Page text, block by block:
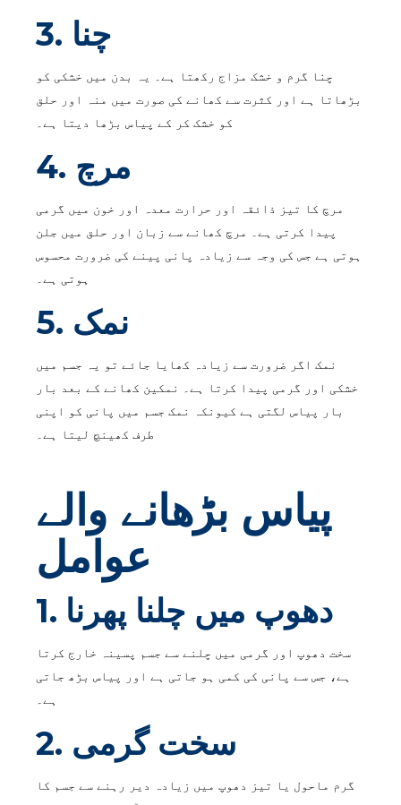
3. چنا
چنا گرم و خشک مزاج رکھتا ہے۔ یہ بدن میں خشکی کو
بڑھاتا ہے اور کثرت سے کھانے کی صورت میں منہ اور حلق
کو خشک کر کے پیاس بڑھا دیتا ہے۔
4. مرچ
مرچ کا تیز ذائقہ اور حرارت معدہ اور خون میں گرمی
پیدا کرتی ہے۔ مرچ کھانے سے زبان اور حلق میں جلن
ہوتی ہے جس کی وجہ سے زیادہ پانی پینے کی ضرورت محسوس
ہوتی ہے۔
5. نمک
نمک اگر ضرورت سے زیادہ کھایا جائے تو یہ جسم میں
خشکی اور گرمی پیدا کرتا ہے۔ نمکین کھانے کے بعد بار
بار پیاس لگتی ہے کیونکہ نمک جسم میں پانی کو اپنی
طرف کھینچ لیتا ہے۔
پیاس بڑھانے والے
عوامل
1. دھوپ میں چلنا پھرنا
سخت دھوپ اور گرمی میں چلنے سے جسم پسینہ خارج کرتا
ہے، جس سے پانی کی کمی ہو جاتی ہے اور پیاس بڑھ جاتی
ہے۔
2. سخت گرمی
گرم ماحول یا تیز دھوپ میں زیادہ دیر رہنے سے جسم کا